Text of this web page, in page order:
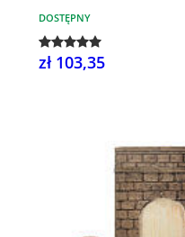
DOSTĘPNY
zł 103,35